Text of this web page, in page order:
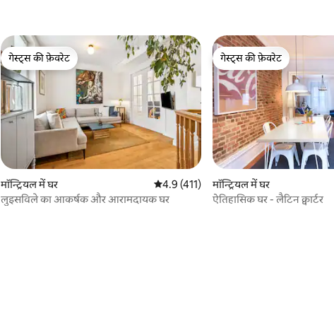
गेस्ट्स की फ़ेवरेट
गेस्ट्स की फ़ेवरेट
मॉन्ट्रियल में घर औसत रेटिंग 5 में से 4.9, 411 समीक्षाएँ
4.9 (411)
लुइसविले का आकर्षक और आरामदायक घर
गेस्ट्स की फ़ेवरेट
गेस्ट्स की फ़ेवरेट
मॉन्ट्रियल में घर
ऐतिहासिक घर - लैटिन क्वार्टर